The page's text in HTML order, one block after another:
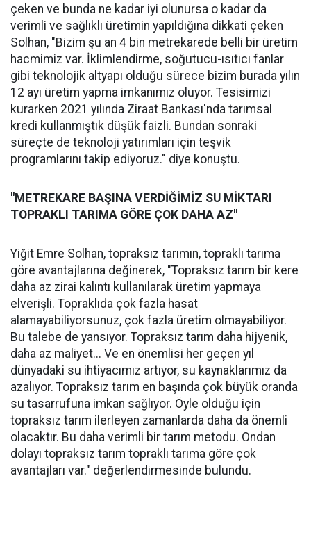
çeken ve bunda ne kadar iyi olunursa o kadar da
verimli ve sağlıklı üretimin yapıldığına dikkati çeken
Solhan, "Bizim şu an 4 bin metrekarede belli bir üretim
hacmimiz var. İklimlendirme, soğutucu-ısıtıcı fanlar
gibi teknolojik altyapı olduğu sürece bizim burada yılın
12 ayı üretim yapma imkanımız oluyor. Tesisimizi
kurarken 2021 yılında Ziraat Bankası'nda tarımsal
kredi kullanmıştık düşük faizli. Bundan sonraki
süreçte de teknoloji yatırımları için teşvik
programlarını takip ediyoruz." diye konuştu.
"METREKARE BAŞINA VERDİĞİMİZ SU MİKTARI
TOPRAKLI TARIMA GÖRE ÇOK DAHA AZ"
Yiğit Emre Solhan, topraksız tarımın, topraklı tarıma
göre avantajlarına değinerek, "Topraksız tarım bir kere
daha az zirai kalıntı kullanılarak üretim yapmaya
elverişli. Topraklıda çok fazla hasat
alamayabiliyorsunuz, çok fazla üretim olmayabiliyor.
Bu talebe de yansıyor. Topraksız tarım daha hijyenik,
daha az maliyet... Ve en önemlisi her geçen yıl
dünyadaki su ihtiyacımız artıyor, su kaynaklarımız da
azalıyor. Topraksız tarım en başında çok büyük oranda
su tasarrufuna imkan sağlıyor. Öyle olduğu için
topraksız tarım ilerleyen zamanlarda daha da önemli
olacaktır. Bu daha verimli bir tarım metodu. Ondan
dolayı topraksız tarım topraklı tarıma göre çok
avantajları var." değerlendirmesinde bulundu.